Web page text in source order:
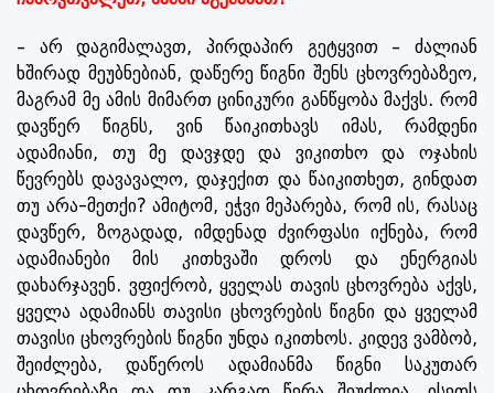
– არ დაგიმალავთ, პირდაპირ გეტყვით – ძალიან
ხშირად მეუბნებიან, დაწერე წიგნი შენს ცხოვრებაზეო,
მაგრამ მე ამის მიმართ ცინიკური განწყობა მაქვს. რომ
დავწერ წიგნს, ვინ წაიკითხავს იმას, რამდენი
ადამიანი, თუ მე დავჯდე და ვიკითხო და ოჯახის
წევრებს დავავალო, დაჯექით და წაიკითხეთ, გინდათ
თუ არა-მეთქი? ამიტომ, ეჭვი მეპარება, რომ ის, რასაც
დავწერ, ზოგადად, იმდენად ძვირფასი იქნება, რომ
ადამიანები მის კითხვაში დროს და ენერგიას
დახარჯავენ. ვფიქრობ, ყველას თავის ცხოვრება აქვს,
ყველა ადამიანს თავისი ცხოვრების წიგნი და ყველამ
თავისი ცხოვრების წიგნი უნდა იკითხოს. კიდევ ვამბობ,
შეიძლება, დაწეროს ადამიანმა წიგნი საკუთარ